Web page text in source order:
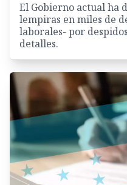
El Gobierno actual ha
lempiras en miles de
laborales- por
detalles.